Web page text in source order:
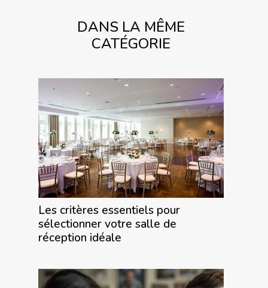
DANS LA MÊME
CATÉGORIE
Les critères essentiels pour
sélectionner votre salle de
réception idéale